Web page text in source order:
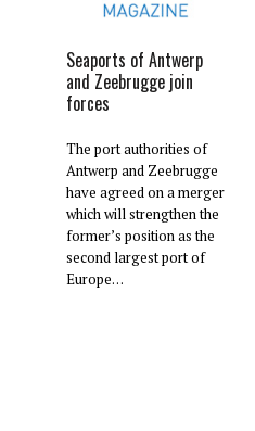
Seaports of Antwerp
and Zeebrugge join
forces
The port authorities of
Antwerp and Zeebrugge
have agreed on a merger
which will strengthen the
former’s position as the
second largest port of
Europe…